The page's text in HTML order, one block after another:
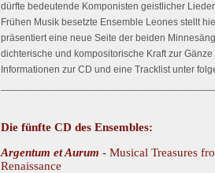
dürfte bedeutende Komponisten geistlicher
Frühen Musik besetzte Ensemble Leones stellt
präsentiert eine neue Seite der beiden
dichterische und kompositorische Kraft zur Gänze
Informationen zur CD und eine Tracklist unter
Die fünfte CD des Ensembles:
Argentum et Aurum - Musical Treasures
Renaissance